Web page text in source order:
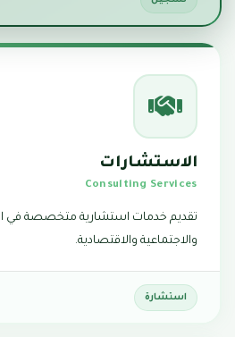
الاستشارات
Consulting Services
تقديم خدمات استشارية متخصصة في
والاجتماعية والاقتصادية.
استشارة